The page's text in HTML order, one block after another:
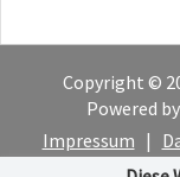
Copyright ©
Powered by
Impressum |